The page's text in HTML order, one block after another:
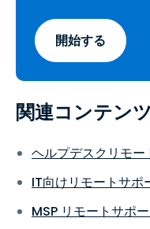
開始する
関連コンテンツ
ヘルプデスクリモ
IT向けリモートサポ
MSP リモートサポ